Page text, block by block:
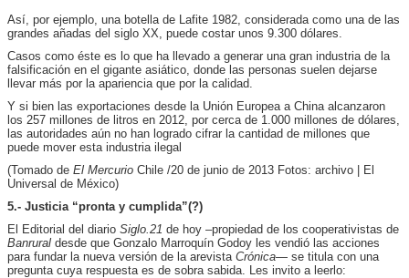
Así, por ejemplo, una botella de Lafite 1982, considerada como una de las
grandes añadas del siglo XX, puede costar unos 9.300 dólares.
Casos como éste es lo que ha llevado a generar una gran industria de la
falsificación en el gigante asiático, donde las personas suelen dejarse
llevar más por la apariencia que por la calidad.
Y si bien las exportaciones desde la Unión Europea a China alcanzaron
los 257 millones de litros en 2012, por cerca de 1.000 millones de dólares,
las autoridades aún no han logrado cifrar la cantidad de millones que
puede mover esta industria ilegal
(Tomado de El Mercurio Chile /20 de junio de 2013 Fotos: archivo | El
Universal de México)
5.- Justicia “pronta y cumplida”(?)
El Editorial del diario Siglo.21 de hoy –propiedad de los cooperativistas de
Banrural desde que Gonzalo Marroquín Godoy les vendió las acciones
para fundar la nueva versión de la arevista Crónica— se titula con una
pregunta cuya respuesta es de sobra sabida. Les invito a leerlo: